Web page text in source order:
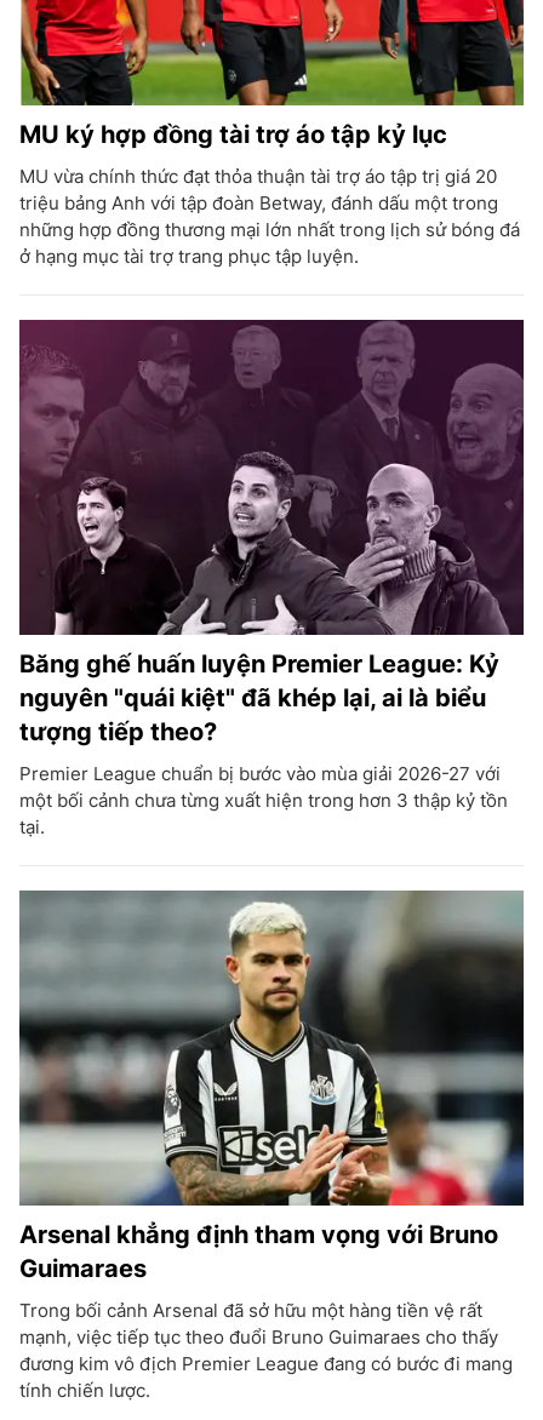
MU ký hợp đồng tài trợ áo tập kỷ lục
MU vừa chính thức đạt thỏa thuận tài trợ áo tập trị giá 20
triệu bảng Anh với tập đoàn Betway, đánh dấu một trong
những hợp đồng thương mại lớn nhất trong lịch sử bóng đá
ở hạng mục tài trợ trang phục tập luyện.
Băng ghế huấn luyện Premier League: Kỷ
nguyên "quái kiệt" đã khép lại, ai là biểu
tượng tiếp theo?
Premier League chuẩn bị bước vào mùa giải 2026-27 với
một bối cảnh chưa từng xuất hiện trong hơn 3 thập kỷ tồn
tại.
Arsenal khẳng định tham vọng với Bruno
Guimaraes
Trong bối cảnh Arsenal đã sở hữu một hàng tiền vệ rất
mạnh, việc tiếp tục theo đuổi Bruno Guimaraes cho thấy
đương kim vô địch Premier League đang có bước đi mang
tính chiến lược.